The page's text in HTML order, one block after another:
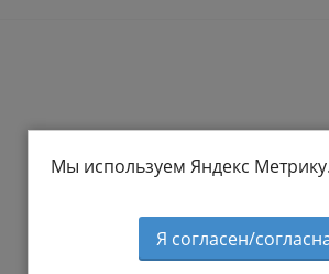
Мы используем Яндекс Метрику.
Я согласен/